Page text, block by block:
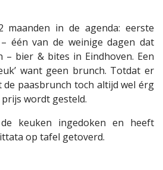
in de agenda: eerste
– één van de weinige dagen dat
– bier & bites in Eindhoven. Een
want geen brunch. Totdat er
de paasbrunch toch altijd wel érg
wordt gesteld.
keuken ingedoken en heeft
op tafel getoverd.